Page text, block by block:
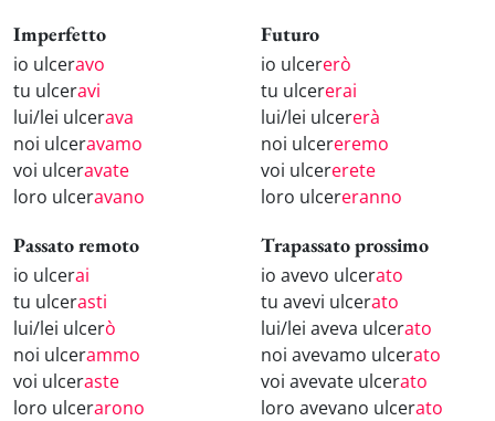
Imperfetto
io ulceravo
tu ulceravi
lui/lei ulcerava
noi ulceravamo
voi ulceravate
loro ulceravano
Futuro
io ulcererò
tu ulcererai
lui/lei ulcererà
noi ulcereremo
voi ulcererete
loro ulcereranno
Passato remoto
io ulcerai
tu ulcerasti
lui/lei ulcerò
noi ulcerammo
voi ulceraste
loro ulcerarono
Trapassato prossimo
io avevo ulcerato
tu avevi ulcerato
lui/lei aveva ulcerato
noi avevamo ulcerato
voi avevate ulcerato
loro avevano ulcerato